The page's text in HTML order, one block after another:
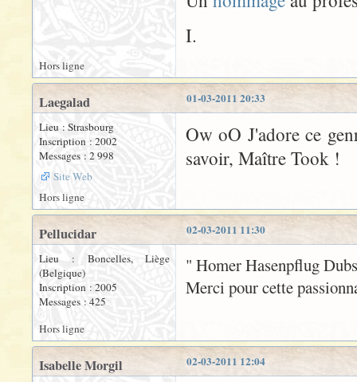
I.
Hors ligne
01-03-2011 20:33
Laegalad
Lieu : Strasbourg
Inscription : 2002
Messages : 2 998
Site Web
Ow oO J'adore ce
savoir, Maître Took !
Hors ligne
02-03-2011 11:30
Pellucidar
Lieu : Boncelles, Liège
(Belgique)
Inscription : 2005
Messages : 425
" Homer Hasenpflug
Merci pour cette
Hors ligne
02-03-2011 12:04
Isabelle Morgil